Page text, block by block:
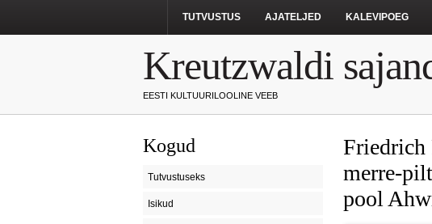
TUTVUSTUS AJATELJED KALEVIPOEG
Kreutzwaldi
EESTI KULTUURILOOLINE VEEB
Kogud
Tutvustuseks
Isikud
Friedrich
merre-
pool